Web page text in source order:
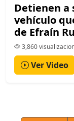
Detienen a
vehículo
de Efraín
3,860
Ver Video